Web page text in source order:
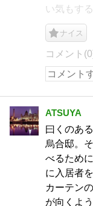
い気もす
ナイス
コメント
ATSUYA
曰くのあ
烏合邸。
べるため
に入居者
カーテン
が向くよ